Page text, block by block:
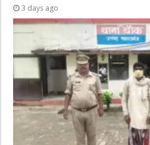
3 days ago